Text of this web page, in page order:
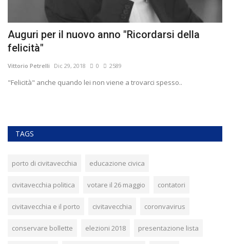
Auguri per il nuovo anno "Ricordarsi della
felicità"
Vittorio Petrelli Dic 29, 2018 0 2589
"Felicità" anche quando lei non viene a trovarci spesso..
TAGS
porto di civitavecchia educazione civica
civitavecchia politica votare il 26 maggio contatori
civitavecchia e il porto civitavecchia coronvavirus
conservare bollette elezioni 2018 presentazione lista